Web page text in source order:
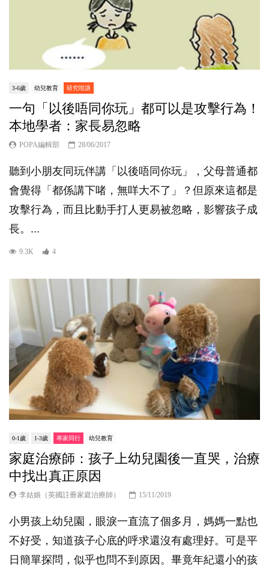
3-6歲 幼兒教育 研究咁講
一句「以後唔同你玩」都可以是攻擊行為！
本地學者：家長易忽略
POPA編輯部 28/06/2017
聽到小朋友同玩伴講「以後唔同你玩」，父母普通都
會覺得「都係講下啫，無咩大不了」？但原來這都是
攻擊行為，而且比動手打人更易被忽略，影響孩子成
長。...
9.3K 4
0-1歲 1-3歲 專家同行 幼兒教育
家庭治療師：孩子上幼兒園後一直哭，治療
中找出真正原因
李姑娘（英國註冊家庭治療師） 15/11/2019
小男孩上幼兒園，眼淚一直流了個多月，媽媽一點也
不好受，知道孩子心底的呼求還沒有處理好。可是平
日簡單探問，似乎也問不到原因。畢竟年紀還小的孩